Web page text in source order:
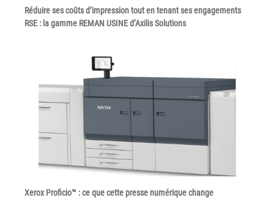
Actualité
Linkedin
Réduire ses coûts d’impression tout en tenant ses engagements
RSE : la gamme REMAN USINE d’Axilis Solutions
Xerox Proficio™ : ce que cette presse numérique change